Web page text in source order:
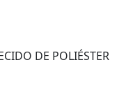
DE POLIÉSTER